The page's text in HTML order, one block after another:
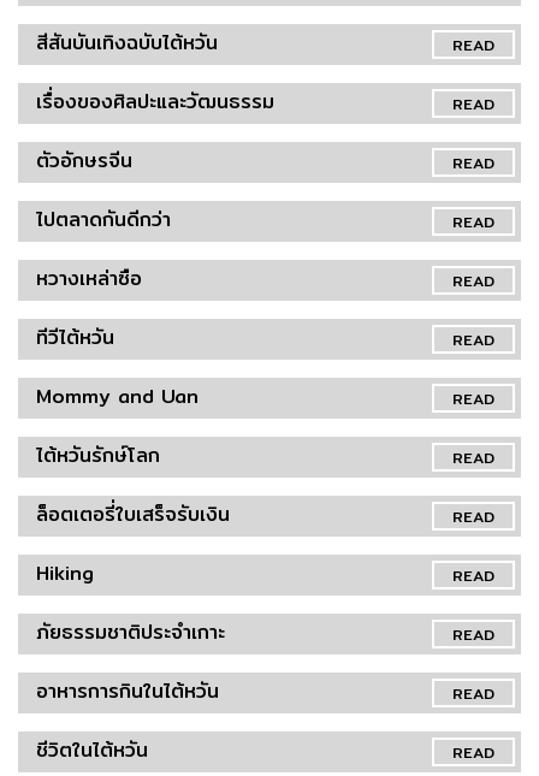
READ
สีสันบันเทิงฉบับไต้หวัน
READ
เรื่องของศิลปะและวัฒนธรรม
READ
ตัวอักษรจีน
READ
ไปตลาดกันดีกว่า
READ
หวางเหล่าซือ
READ
ทีวีไต้หวัน
READ
Mommy and Uan
READ
ไต้หวันรักษ์โลก
READ
ล็อตเตอรี่ใบเสร็จรับเงิน
READ
Hiking
READ
ภัยธรรมชาติประจำเกาะ
READ
อาหารการกินในไต้หวัน
READ
ชีวิตในไต้หวัน